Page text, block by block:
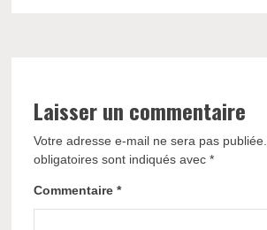
Laisser un commentaire
Votre adresse e-mail ne sera pas publiée.
obligatoires sont indiqués avec*
Commentaire*